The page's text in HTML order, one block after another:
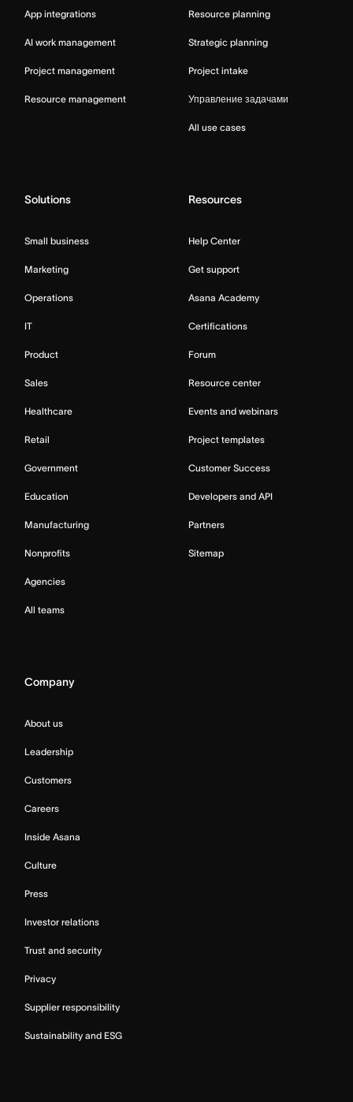
App integrations
AI work management
Project management
Resource management
Resource planning
Strategic planning
Project intake
Управление задачами
All use cases
Solutions
Small business
Marketing
Operations
IT
Product
Sales
Healthcare
Retail
Government
Education
Manufacturing
Nonprofits
Agencies
All teams
Resources
Help Center
Get support
Asana Academy
Certifications
Forum
Resource center
Events and webinars
Project templates
Customer Success
Developers and API
Partners
Sitemap
Company
About us
Leadership
Customers
Careers
Inside Asana
Culture
Press
Investor relations
Trust and security
Privacy
Supplier responsibility
Sustainability and ESG